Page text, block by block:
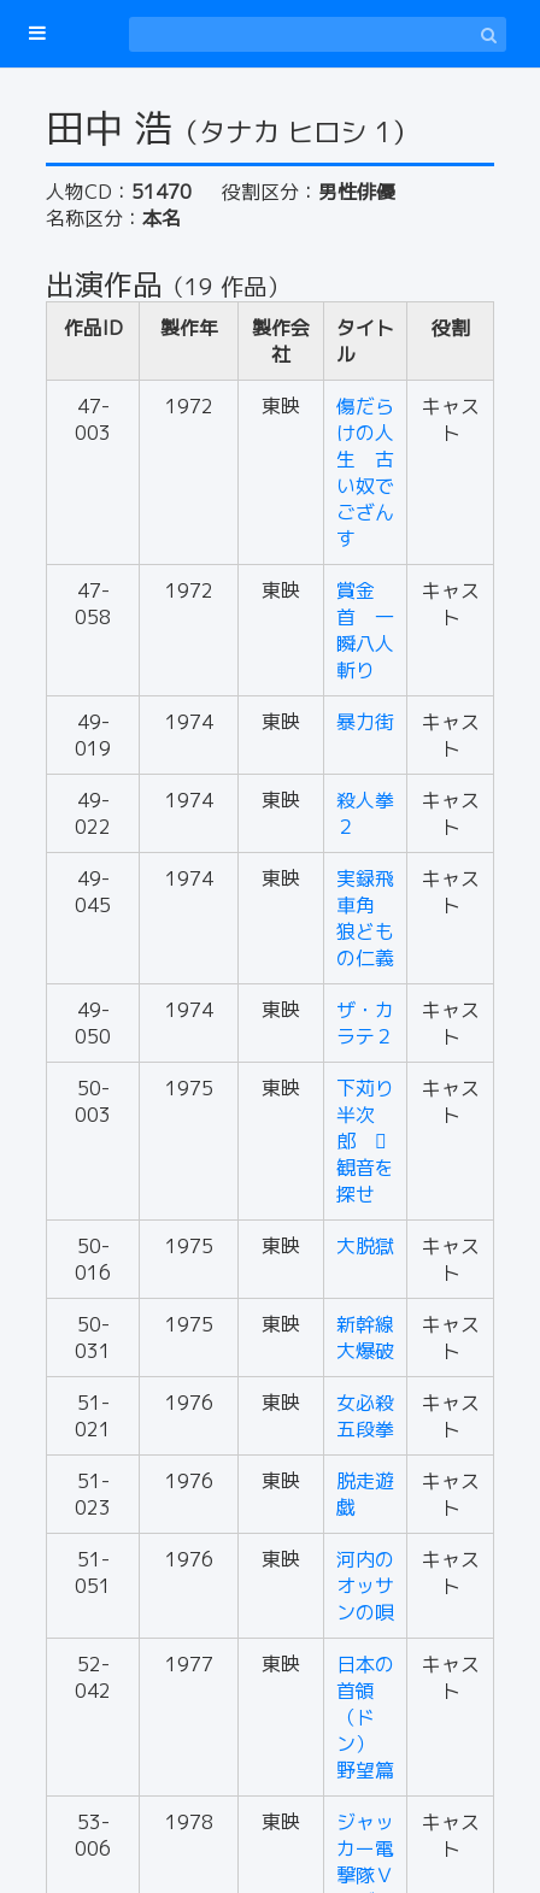
田中 浩 （タナカ ヒロシ 1）
人物CD： 51470 役割区分： 男性俳優
名称区分： 本名
出演作品 （19 作品）
作品ID 製作年
製作会
社
タイト
ル
役割
47-
003
1972 東映
傷だら
けの人
生 古
い奴で
ござん
す
キャス
ト
47-
058
1972 東映
賞金
首 一
瞬八人
斬り
キャス
ト
49-
019
1974 東映 暴力街
キャス
ト
49-
022
1974 東映
殺人拳
２
キャス
ト
49-
045
1974 東映
実録飛
車角
狼ども
の仁義
キャス
ト
49-
050
1974 東映
ザ・カ
ラテ２
キャス
ト
50-
003
1975 東映
下苅り
半次
郎 
観音を
探せ
キャス
ト
50-
016
1975 東映 大脱獄
キャス
ト
50-
031
1975 東映
新幹線
大爆破
キャス
ト
51-
021
1976 東映
女必殺
五段拳
キャス
ト
51-
023
1976 東映
脱走遊
戯
キャス
ト
51-
051
1976 東映
河内の
オッサ
ンの唄
キャス
ト
52-
042
1977 東映
日本の
首領
（ド
ン）
野望篇
キャス
ト
53-
006
1978 東映
ジャッ
カー電
撃隊Ｖ
キャス
ト